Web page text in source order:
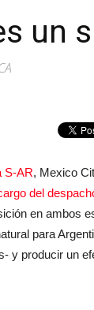
un
S-AR, Mexico
del
en ambos
para
y producir un